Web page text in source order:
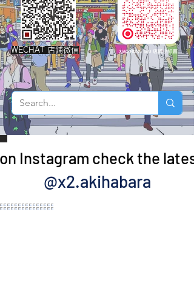
WECHAT 店鋪微信
Instagram check the
@x2.akihabara